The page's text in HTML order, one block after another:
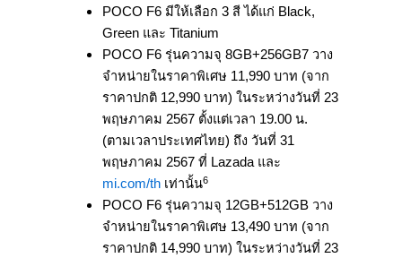
POCO F6 มีให้เลือก 3 สี ได้แก่ Black,
Green และ Titanium
POCO F6 รุ่นความจุ 8GB+256GB7 วาง
จำหน่ายในราคาพิเศษ 11,990 บาท (จาก
ราคาปกติ 12,990 บาท) ในระหว่างวันที่ 23
พฤษภาคม 2567 ตั้งแต่เวลา 19.00 น.
(ตามเวลาประเทศไทย) ถึง วันที่ 31
พฤษภาคม 2567 ที่ Lazada และ
mi.com/thเท่านั้น6
POCO F6 รุ่นความจุ 12GB+512GB วาง
จำหน่ายในราคาพิเศษ 13,490 บาท (จาก
ราคาปกติ 14,990 บาท) ในระหว่างวันที่ 23